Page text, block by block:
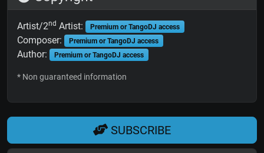
Artist/2nd Artist: Premium or TangoDJ access
Composer: Premium or TangoDJ access
Author: Premium or TangoDJ access
* Non guaranteed information
SUBSCRIBE